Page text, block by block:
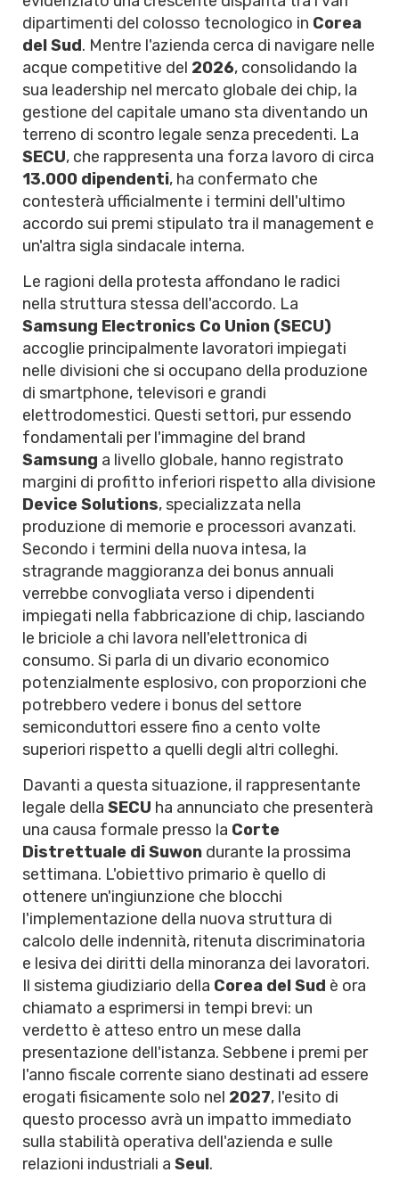
dipartimenti del colosso tecnologico in Corea
del Sud. Mentre l'azienda cerca di navigare nelle
acque competitive del 2026, consolidando la
sua leadership nel mercato globale dei chip, la
gestione del capitale umano sta diventando un
terreno di scontro legale senza precedenti. La
SECU, che rappresenta una forza lavoro di circa
13.000 dipendenti, ha confermato che
contesterà ufficialmente i termini dell'ultimo
accordo sui premi stipulato tra il management e
un'altra sigla sindacale interna.
Le ragioni della protesta affondano le radici
nella struttura stessa dell'accordo. La
Samsung Electronics Co Union (SECU)
accoglie principalmente lavoratori impiegati
nelle divisioni che si occupano della produzione
di smartphone, televisori e grandi
elettrodomestici. Questi settori, pur essendo
fondamentali per l'immagine del brand
Samsung a livello globale, hanno registrato
margini di profitto inferiori rispetto alla divisione
Device Solutions, specializzata nella
produzione di memorie e processori avanzati.
Secondo i termini della nuova intesa, la
stragrande maggioranza dei bonus annuali
verrebbe convogliata verso i dipendenti
impiegati nella fabbricazione di chip, lasciando
le briciole a chi lavora nell'elettronica di
consumo. Si parla di un divario economico
potenzialmente esplosivo, con proporzioni che
potrebbero vedere i bonus del settore
semiconduttori essere fino a cento volte
superiori rispetto a quelli degli altri colleghi.
Davanti a questa situazione, il rappresentante
legale della SECU ha annunciato che presenterà
una causa formale presso la Corte
Distrettuale di Suwon durante la prossima
settimana. L'obiettivo primario è quello di
ottenere un'ingiunzione che blocchi
l'implementazione della nuova struttura di
calcolo delle indennità, ritenuta discriminatoria
e lesiva dei diritti della minoranza dei lavoratori.
Il sistema giudiziario della Corea del Sud è ora
chiamato a esprimersi in tempi brevi: un
verdetto è atteso entro un mese dalla
presentazione dell'istanza. Sebbene i premi per
l'anno fiscale corrente siano destinati ad essere
erogati fisicamente solo nel 2027, l'esito di
questo processo avrà un impatto immediato
sulla stabilità operativa dell'azienda e sulle
relazioni industriali a Seul.